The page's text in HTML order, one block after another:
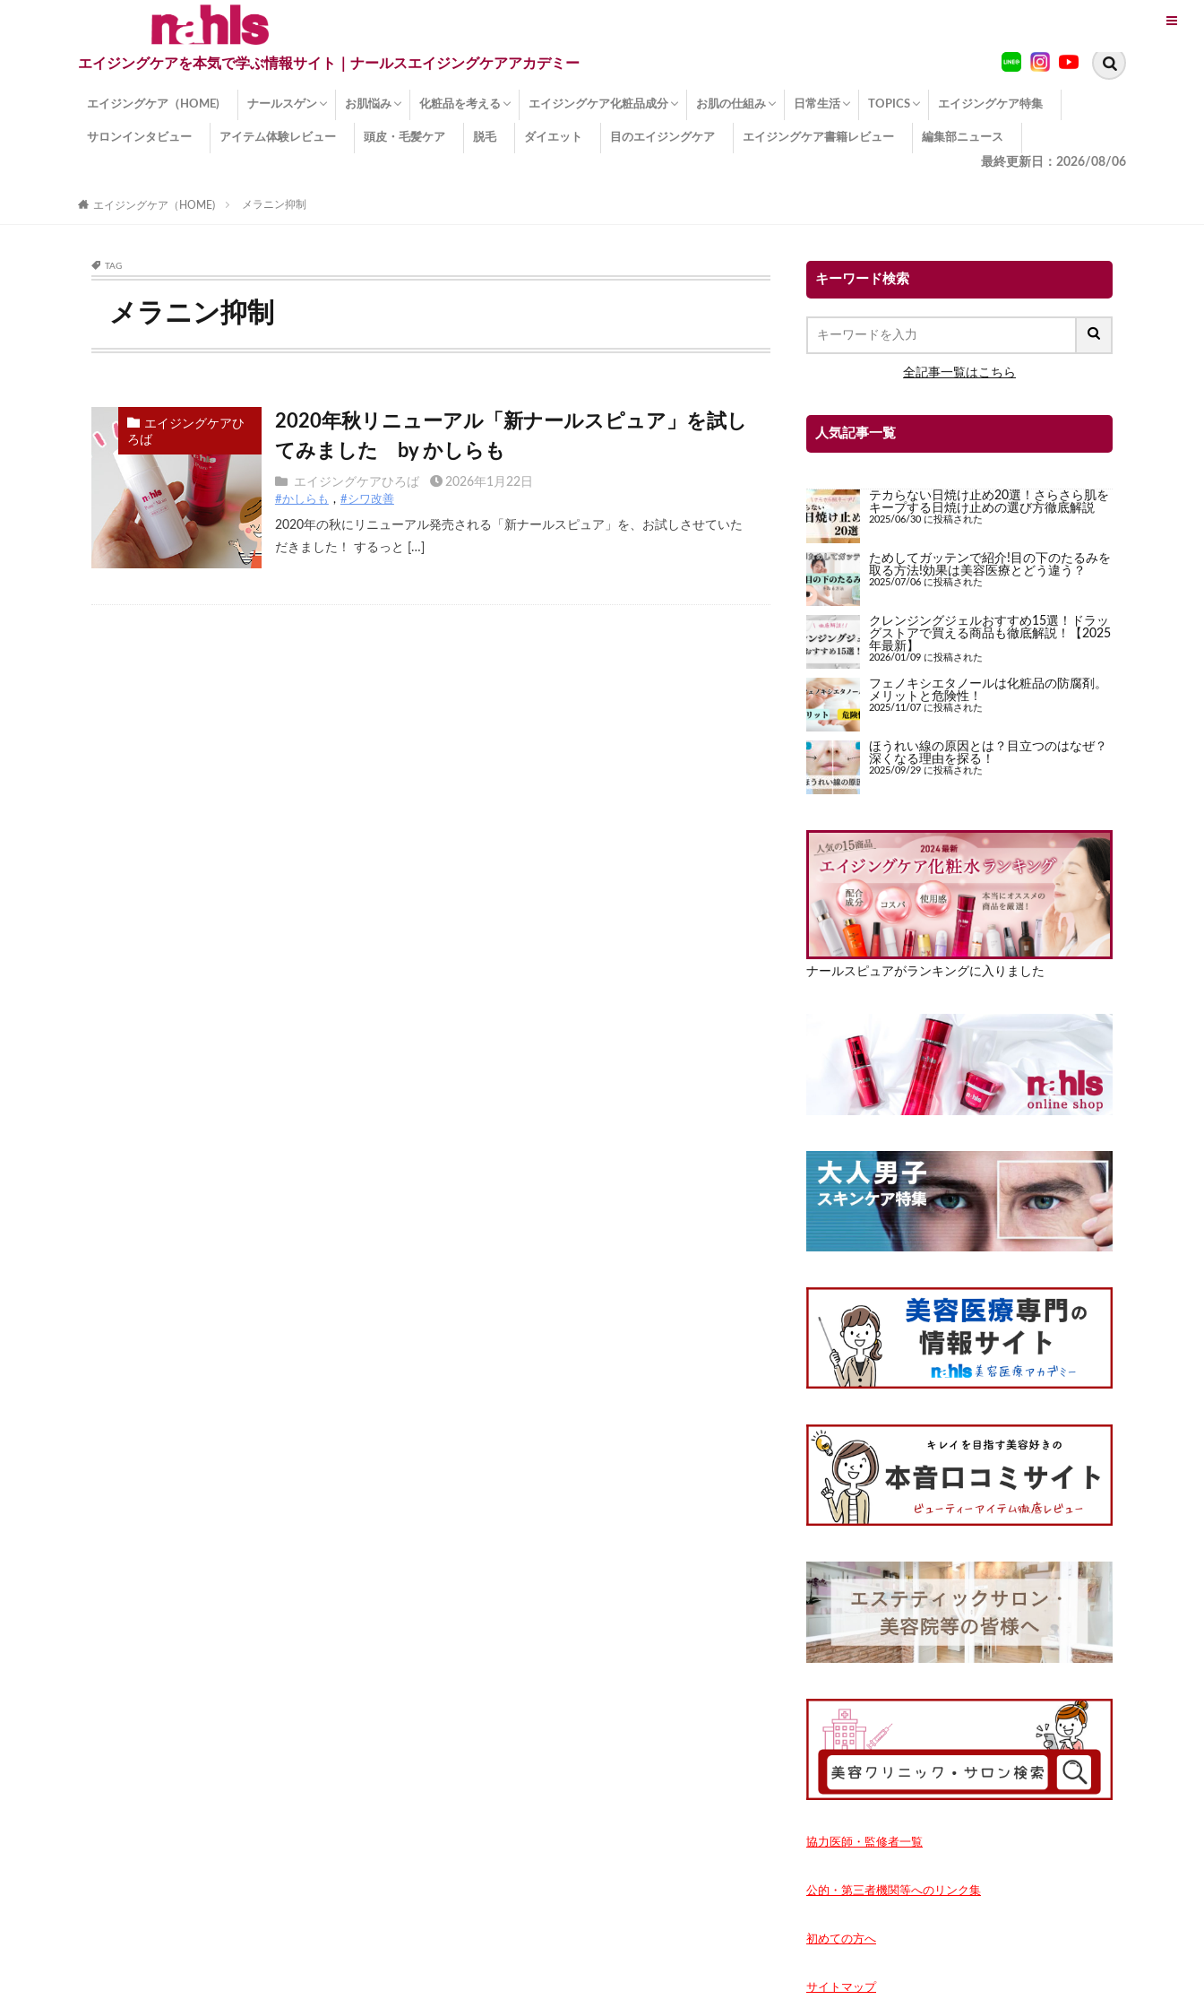
エイジングケアを本気で学ぶ情報サイト｜ナールスエイジングケアアカデミー
エイジングケア（HOME) ナールスゲン
ナールスゲンとは？
ナールスゲン関連成分
お肌悩み
インナードライ肌
くすみ
目の下のクマ
しみ
しわ
顔・頭皮のたるみ
ほうれい線
毛穴
手荒れ
乾燥肌
敏感肌
紫外線ダメージ
薄毛
その他のお肌悩み
化粧品を考える
エイジングケア化粧品
化粧水
美容液
保湿クリーム
酵素洗顔
ハンドクリーム
フェイスマスク
ほうれい線化粧品
コラーゲン化粧品
メイク化粧品
洗顔・クレンジング
オールインワン化粧品
その他の化粧品
エイジングケア化粧品成分
エイジングケア化粧品(成分)
セラミド
ネオダーミル
プロテオグリカン
ビタミンC誘導体
コラーゲン
その他の化粧品成分
お肌の仕組み
エイジング
ターンオーバー
皮下組織
表皮
真皮
表皮常在菌
女性ホルモン
その他
日常生活
糖化
便秘
TOPICS
エイジングケア TOPICS
コラーゲンサプリの効果
エイジングケアクイズ
季節別のエイジングケア
幸福とエイジングケア
温活でアンチエイジング
イオン導入
エイジングケア3つのポイント
エイジングケアセミナー
エイジングケアトピックス
動画でみるエイジングケア
エイジングケア特集
サロンインタビュー アイテム体験レビュー 頭皮・毛髪ケア 脱毛 ダイエット 目のエイジングケア エイジングケア書籍レビュー 編集部ニュース
最終更新日：2026/08/06
エイジングケア（HOME) メラニン抑制
TAG
メラニン抑制
エイジングケアひ
ろば
2020年秋リニューアル「新ナールスピュア」を試し
てみました by かしらも
エイジングケアひろば 2026年1月22日
#かしらも #シワ改善
2020年の秋にリニューアル発売される「新ナールスピュア」を、お試しさせていた
だきました！ するっと […]
キーワード検索
全記事一覧はこちら
人気記事一覧
テカらない日焼け止め20選！さらさら肌を
キープする日焼け止めの選び方徹底解説
2025/06/30 に投稿された
ためしてガッテンで紹介!目の下のたるみを
取る方法!効果は美容医療とどう違う？
2025/07/06 に投稿された
クレンジングジェルおすすめ15選！ドラッ
グストアで買える商品も徹底解説！【2025
年最新】
2026/01/09 に投稿された
フェノキシエタノールは化粧品の防腐剤。
メリットと危険性！
2025/11/07 に投稿された
ほうれい線の原因とは？目立つのはなぜ？
深くなる理由を探る！
2025/09/29 に投稿された
ナールスピュアがランキングに入りました
協力医師・監修者一覧
公的・第三者機関等へのリンク集
初めての方へ
サイトマップ